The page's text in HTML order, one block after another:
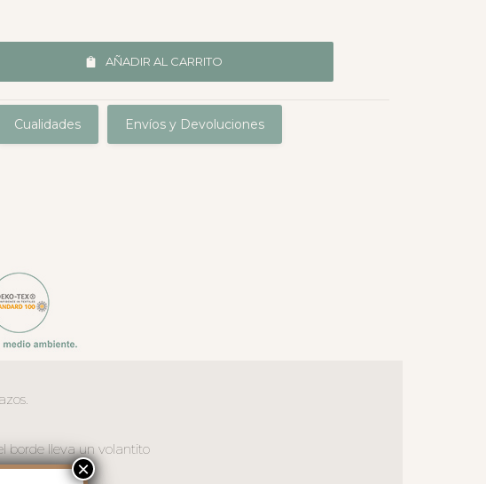
AÑADIR AL CARRITO
Cualidades Envíos y Devoluciones
borde lleva un volantito
×